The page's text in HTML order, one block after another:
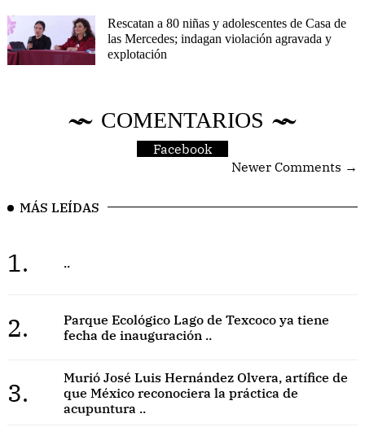
Rescatan a 80 niñas y adolescentes de Casa de
las Mercedes; indagan violación agravada y
explotación
COMENTARIOS
Facebook
Newer Comments →
MÁS LEÍDAS
1. ..
2.
Parque Ecológico Lago de Texcoco ya tiene
fecha de inauguración ..
3.
Murió José Luis Hernández Olvera, artífice de
que México reconociera la práctica de
acupuntura ..